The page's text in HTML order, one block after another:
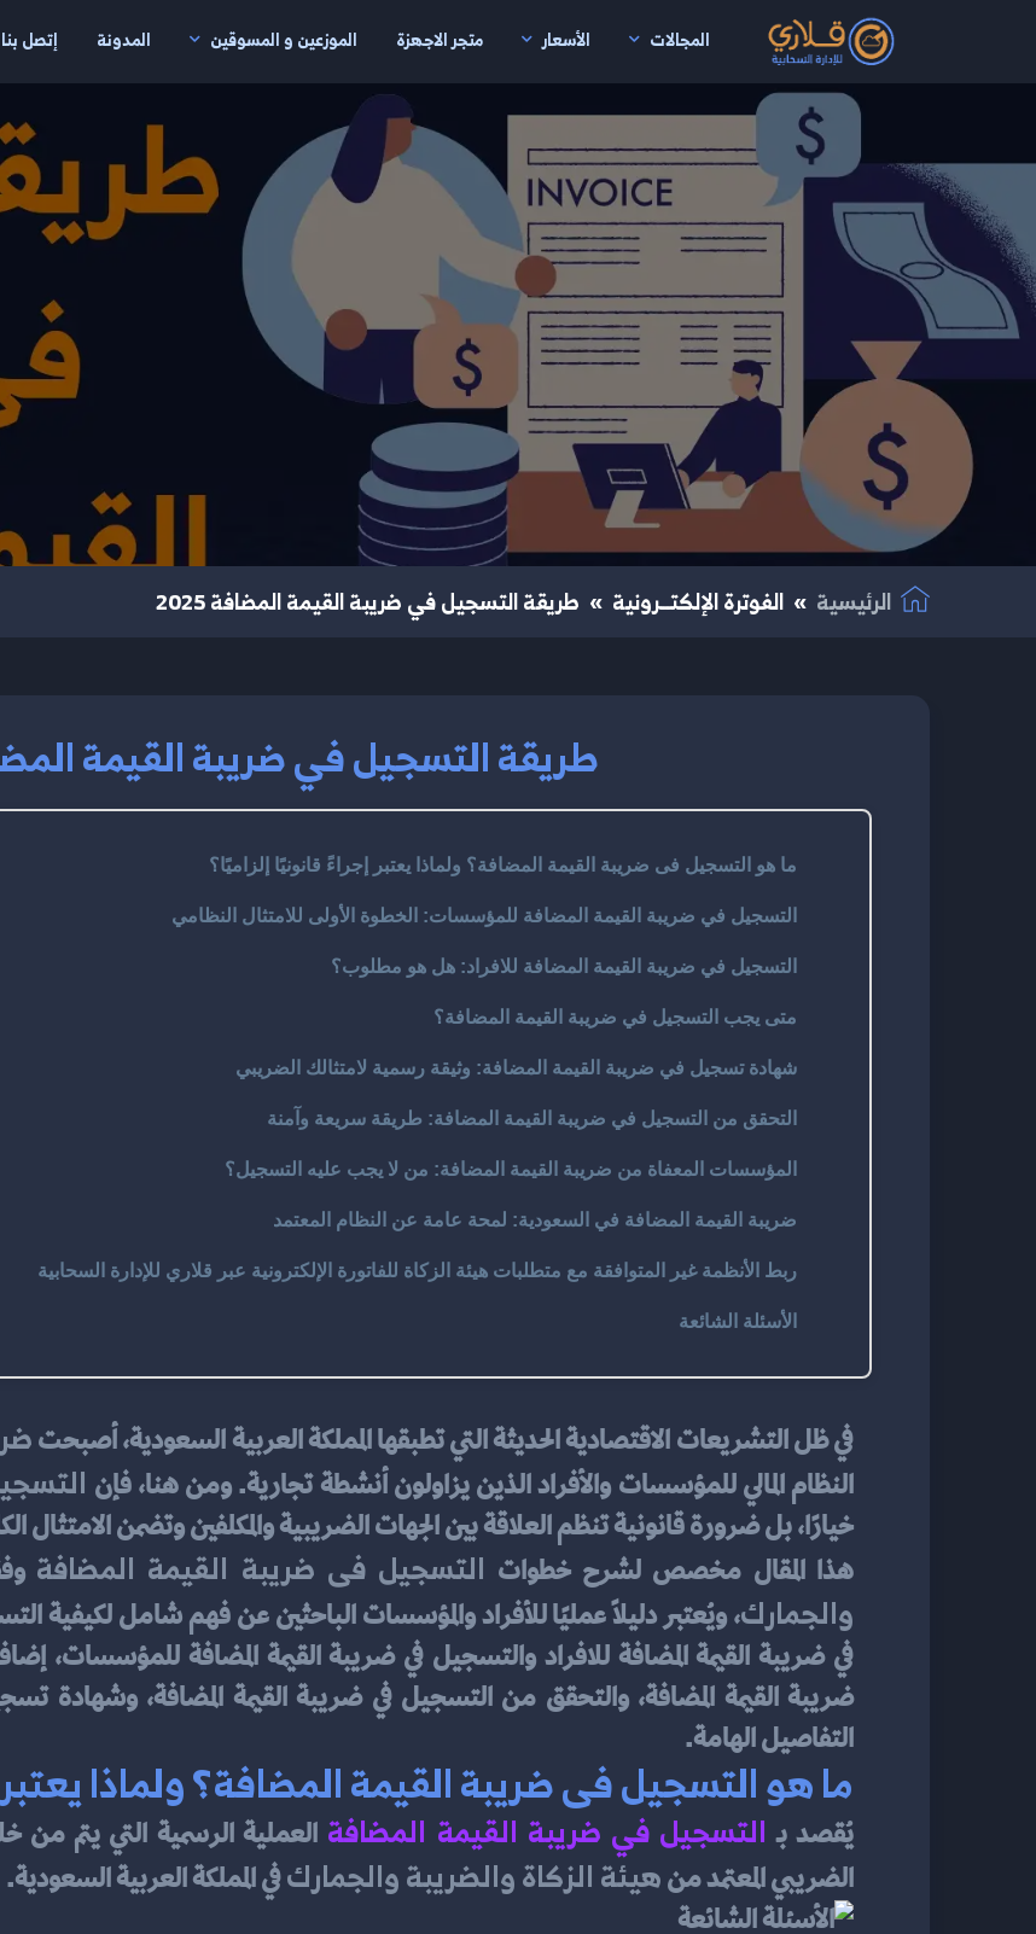
المجالات الأسعار متجر الاجهزة الموزعين و المسوقين المدونة إتصل بنا
انتقال إلى المحتوى الرئيسي
الرئيسية الفوترة الإلكتــرونية طريقة التسجيل في ضريبة القيمة المضافة 2025
طريقة التسجيل في ضريبة القيمة المضافة
ما هو التسجيل فى ضريبة القيمة المضافة؟ ولماذا يعتبر إجراءً قانونيًا إلزاميًا؟
التسجيل في ضريبة القيمة المضافة للمؤسسات: الخطوة الأولى للامتثال النظامي
التسجيل في ضريبة القيمة المضافة للافراد: هل هو مطلوب؟
متى يجب التسجيل في ضريبة القيمة المضافة؟
شهادة تسجيل في ضريبة القيمة المضافة: وثيقة رسمية لامتثالك الضريبي
التحقق من التسجيل في ضريبة القيمة المضافة: طريقة سريعة وآمنة
المؤسسات المعفاة من ضريبة القيمة المضافة: من لا يجب عليه التسجيل؟
ضريبة القيمة المضافة في السعودية: لمحة عامة عن النظام المعتمد
ربط الأنظمة غير المتوافقة مع متطلبات هيئة الزكاة للفاتورة الإلكترونية عبر قلاري للإدارة السحابية
الأسئلة الشائعة
في ظل التشريعات الاقتصادية الحديثة التي تطبقها المملكة العربية السعودية، أصبحت
النظام المالي للمؤسسات والأفراد الذين يزاولون أنشطة تجارية. ومن هنا، فإن
خيارًا، بل ضرورة قانونية تنظم العلاقة بين الجهات الضريبية والمكلفين وتضمن الامتثال
هذا المقال مخصص لشرح خطوات التسجيل فى ضريبة القيمة المضافة
والجمارك
التفاصيل الهامة.
ما هو التسجيل فى ضريبة القيمة المضافة؟ ولماذا يعتبر
يُقصد بـ التسجيل في ضريبة القيمة المضافة
الضريبي المعتمد من هيئة الزكاة والضريبة والجمارك في المملكة العربية السعودية.